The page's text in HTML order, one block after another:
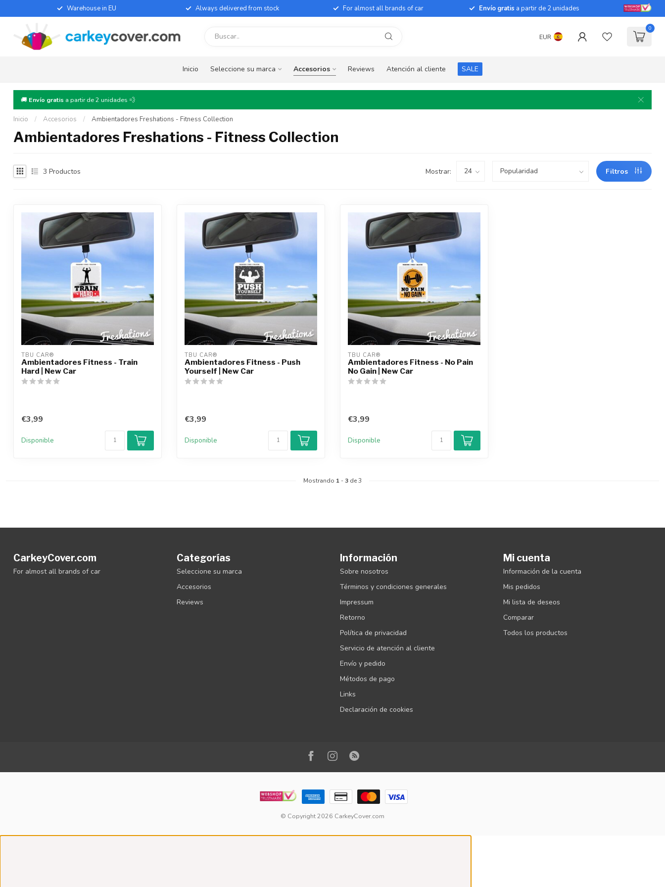
Warehouse in EU Always delivered from stock For almost all brands of car Envío gratis a partir de 2 unidades
EUR
0
Inicio Seleccione su marca Accesorios Reviews Atención al cliente SALE
🚚 Envío gratis a partir de 2 unidades 💨
Inicio / Accesorios / Ambientadores Freshations - Fitness Collection
Ambientadores Freshations - Fitness Collection
3 Productos Mostrar: Filtros
TBU CAR®
Ambientadores Fitness - Train
Hard | New Car
€3,99
Disponible
TBU CAR®
Ambientadores Fitness - Push
Yourself | New Car
€3,99
Disponible
TBU CAR®
Ambientadores Fitness - No Pain
No Gain | New Car
€3,99
Disponible
Mostrando 1 -3 de 3
CarkeyCover.com
For almost all brands of car
Categorías
Seleccione su marca
Accesorios
Reviews
Información
Sobre nosotros
Términos y condiciones generales
Impressum
Retorno
Política de privacidad
Servicio de atención al cliente
Envío y pedido
Métodos de pago
Links
Declaración de cookies
Mi cuenta
Información de la cuenta
Mis pedidos
Mi lista de deseos
Comparar
Todos los productos
© Copyright 2026 CarkeyCover.com